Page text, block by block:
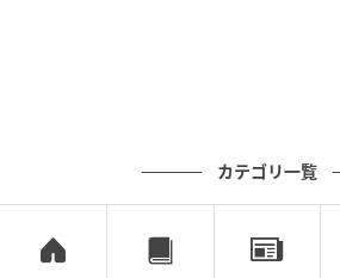
カテゴリ一覧